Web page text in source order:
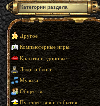
Категории раздела
Другое
Компьютерные игры
Красота и здоровье
Люди и блоги
Музыка
Общество
Путешествия и события